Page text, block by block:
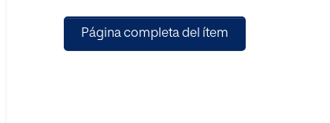
Página completa del ítem